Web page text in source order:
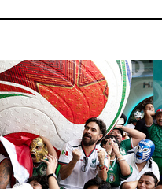
вчера, 19:20Число ломбардов
в РФ превысило максимум
2022 года
вчера, 19:15Жуковский и
аэропорт Геленджика
возобновили работу
вчера, 19:00Путин уточнил
порядок присвоения воинских